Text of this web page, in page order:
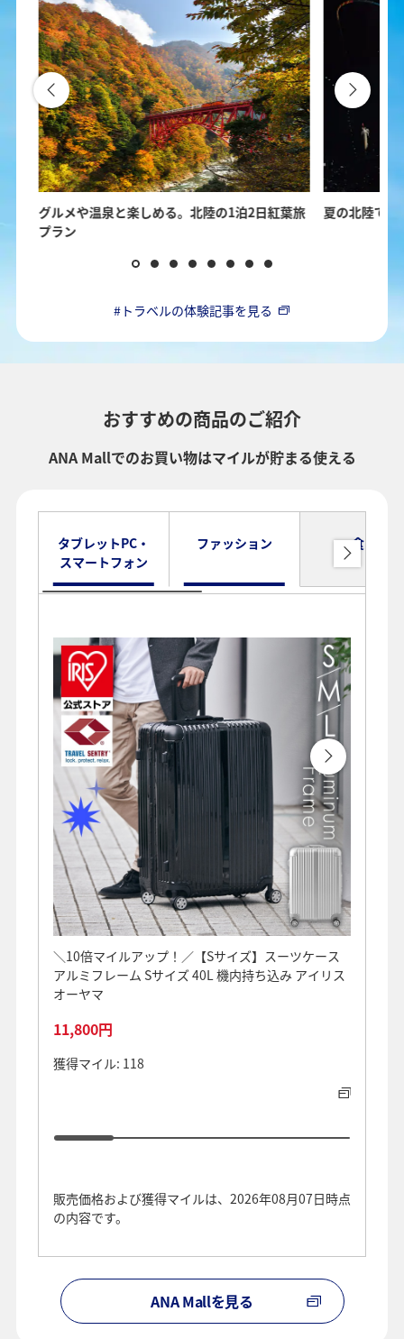
グルメや温泉と楽しめる。北陸の1泊2日紅葉旅
プラン
夏の北陸で
#トラベルの体験記事を見る
おすすめの商品のご紹介
ANA Mallでのお買い物はマイルが貯まる使える
タブレットPC・
スマートフォン
ファッション 食品
＼10倍マイルアップ！／【Sサイズ】スーツケース
アルミフレーム Sサイズ 40L 機内持ち込み アイリス
オーヤマ
11,800円
獲得マイル: 118
販売価格および獲得マイルは、2026年08月07日時点
の内容です。
ANA Mallを見る